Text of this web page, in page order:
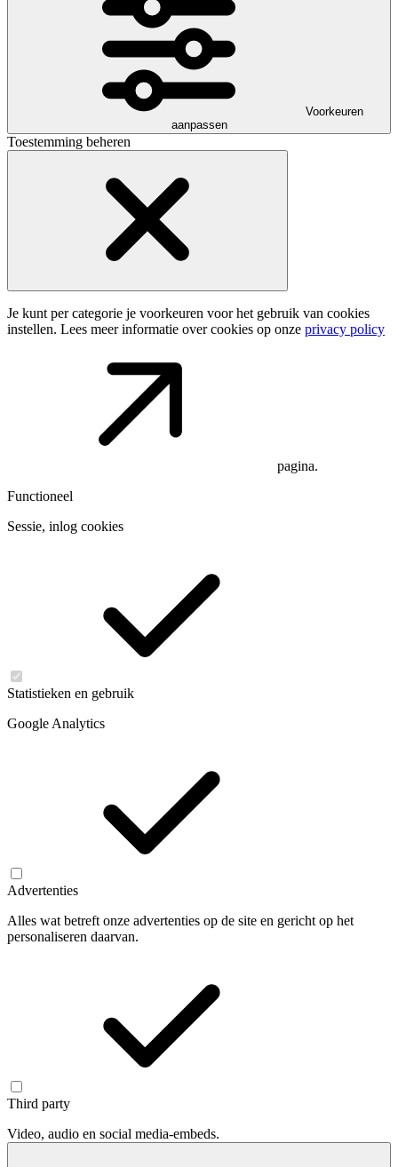
Voorkeuren
aanpassen
Toestemming beheren
Je kunt per categorie je voorkeuren voor het gebruik van cookies
instellen. Lees meer informatie over cookies op onze privacy policy
pagina.
Functioneel
Sessie, inlog cookies
Statistieken en gebruik
Google Analytics
Advertenties
Alles wat betreft onze advertenties op de site en gericht op het
personaliseren daarvan.
Third party
Video, audio en social media-embeds.